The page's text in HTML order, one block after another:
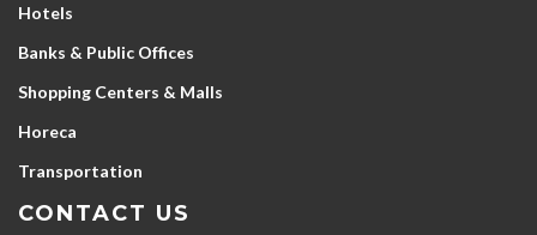
Hotels
Banks & Public Offices
Shopping Centers & Malls
Horeca
Transportation
CONTACT US